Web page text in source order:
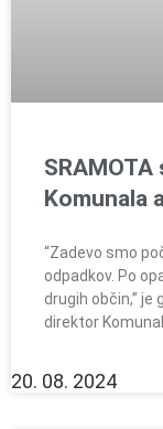
Komunala
“Zadevo smo
odpadkov. Po
drugih občin,” je
direktor
20. 08. 2024